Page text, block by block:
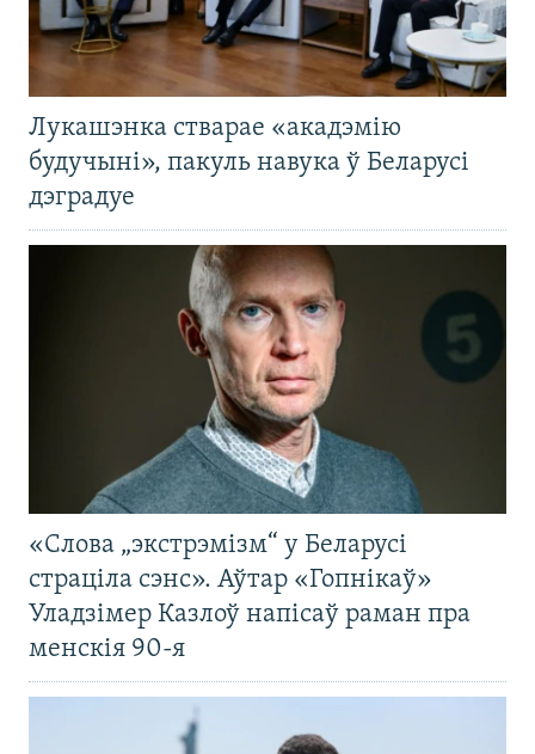
Лукашэнка стварае «акадэмію
будучыні», пакуль навука ў Беларусі
дэградуе
«Слова „экстрэмізм“ у Беларусі
страціла сэнс». Аўтар «Гопнікаў»
Уладзімер Казлоў напісаў раман пра
менскія 90-я